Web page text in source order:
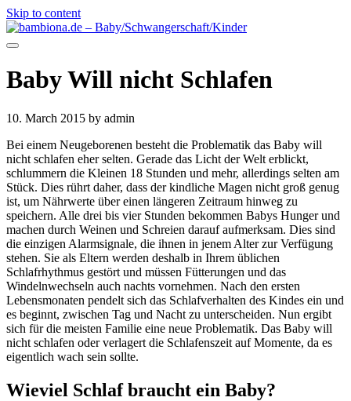
Skip to content
Baby Will nicht Schlafen
10. March 2015 by admin
Bei einem Neugeborenen besteht die Problematik das Baby will
nicht schlafen eher selten. Gerade das Licht der Welt erblickt,
schlummern die Kleinen 18 Stunden und mehr, allerdings selten am
Stück. Dies rührt daher, dass der kindliche Magen nicht groß genug
ist, um Nährwerte über einen längeren Zeitraum hinweg zu
speichern. Alle drei bis vier Stunden bekommen Babys Hunger und
machen durch Weinen und Schreien darauf aufmerksam. Dies sind
die einzigen Alarmsignale, die ihnen in jenem Alter zur Verfügung
stehen. Sie als Eltern werden deshalb in Ihrem üblichen
Schlafrhythmus gestört und müssen Fütterungen und das
Windelnwechseln auch nachts vornehmen. Nach den ersten
Lebensmonaten pendelt sich das Schlafverhalten des Kindes ein und
es beginnt, zwischen Tag und Nacht zu unterscheiden. Nun ergibt
sich für die meisten Familie eine neue Problematik. Das Baby will
nicht schlafen oder verlagert die Schlafenszeit auf Momente, da es
eigentlich wach sein sollte.
Wieviel Schlaf braucht ein Baby?